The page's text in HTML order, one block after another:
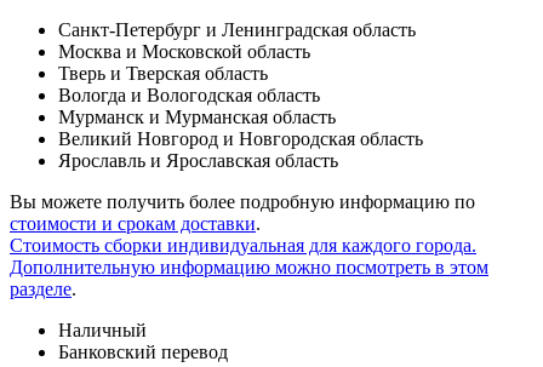
Санкт-Петербург и Ленинградская область
Москва и Московской область
Тверь и Тверская область
Вологда и Вологодская область
Мурманск и Мурманская область
Великий Новгород и Новгородская область
Ярославль и Ярославская область
Вы можете получить более подробную информацию по
стоимости и срокам доставки.
Стоимость сборки индивидуальная для каждого города.
Дополнительную информацию можно посмотреть в этом
разделе.
Наличный
Банковский перевод